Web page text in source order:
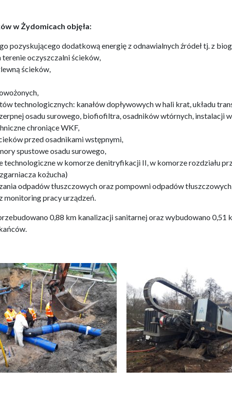
w Żydomicach objęła:
pozyskującego dodatkową energię z odnawialnych źródeł tj. z
oczyszczalni ścieków,
ścieków,
technologicznych: kanałów dopływowych w hali krat, układu
osadu surowego, biofiofiltra, osadników wtórnych, instalacji
chroniące WKF,
przed osadnikami wstępnymi,
spustowe osadu surowego,
technologiczne w komorze denitryfikacji II, w komorze rozdziału
kożucha)
odpadów tłuszczowych oraz pompowni odpadów
monitoring pracy urządzeń.
0,88 km kanalizacji sanitarnej oraz wybudowano 0,51